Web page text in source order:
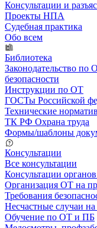
Консультации и
Проекты НПА
Судебная практика
Обо всем
Библиотека
Законодательство
безопасности
Инструкции по ОТ
ГОСТы Российской
Технические
ТК РФ Охрана труда
Формы/шаблоны
Консультации
Все консультации
Консультации
Организация ОТ на
Требования
Несчастные случаи на
Обучение по ОТ и ПБ